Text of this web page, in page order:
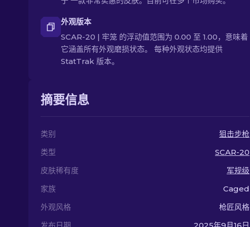
外观版本
SCAR-20 | 牢笼 的浮动值范围为 0.00 至 1.00，意味着
它涵盖所有外观磨损状态。 每种外观状态均提供
StatTrak 版本。
摘要信息
类别
狙击步枪
类型
SCAR-20
皮肤稀有度
军规级
家族
Caged
外观风格
枪匠风格